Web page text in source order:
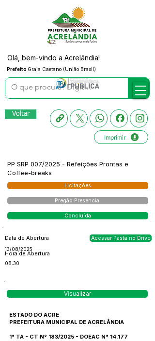
Prefeito Graia Caetano (União Brasil)
Olá, bem-vindo a Acrelândia!
Voltar
Imprimir
PP SRP 007/2025 - Refeições Prontas e
Coffee-breaks
Licitações
Pregão Presencial
Concluída
Data de Abertura
13/08/2025
Hora de Abertura
08:30
Acessar Pasta no Drive
Visualizar
ESTADO DO ACRE
PREFEITURA MUNICIPAL DE ACRELÂNDIA
1° TA - CT N° 183/2025 - DOEAC N° 14.177